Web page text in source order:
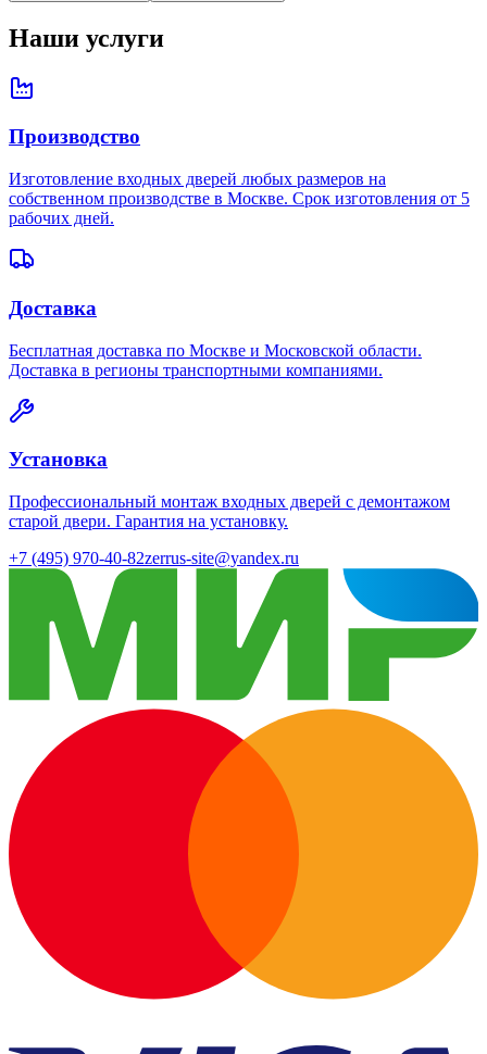
Наши услуги
Производство
Изготовление входных дверей любых размеров на
собственном производстве в Москве. Срок изготовления от 5
рабочих дней.
Доставка
Бесплатная доставка по Москве и Московской области.
Доставка в регионы транспортными компаниями.
Установка
Профессиональный монтаж входных дверей с демонтажом
старой двери. Гарантия на установку.
+7 (495) 970-40-82zerrus-site@yandex.ru